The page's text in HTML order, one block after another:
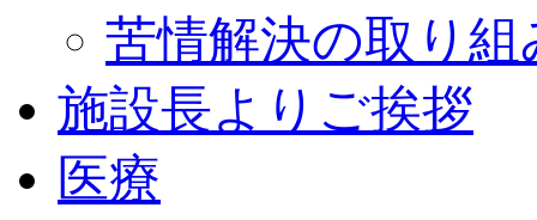
苦情解決の取り組
施設長よりご挨拶
医療